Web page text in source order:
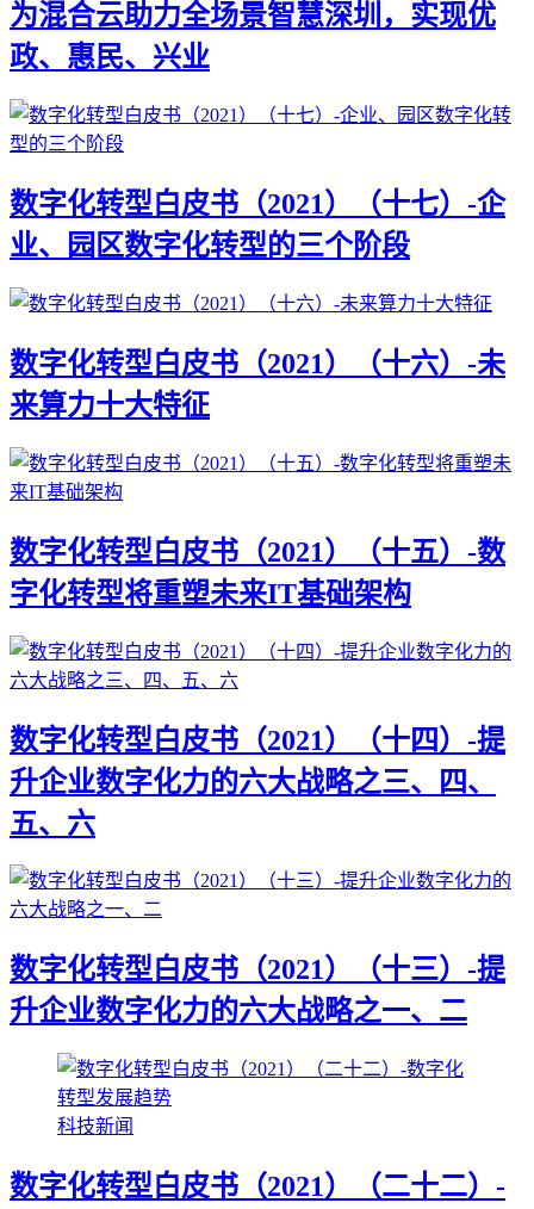
为混合云助力全场景智慧深圳，实现优
政、惠民、兴业
数字化转型白皮书（2021）（十七）-企
业、园区数字化转型的三个阶段
数字化转型白皮书（2021）（十六）-未
来算力十大特征
数字化转型白皮书（2021）（十五）-数
字化转型将重塑未来IT基础架构
数字化转型白皮书（2021）（十四）-提
升企业数字化力的六大战略之三、四、
五、六
数字化转型白皮书（2021）（十三）-提
升企业数字化力的六大战略之一、二
科技新闻
数字化转型白皮书（2021）（二十二）-